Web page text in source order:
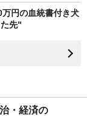
円の血統書付き犬
先"
・経済の